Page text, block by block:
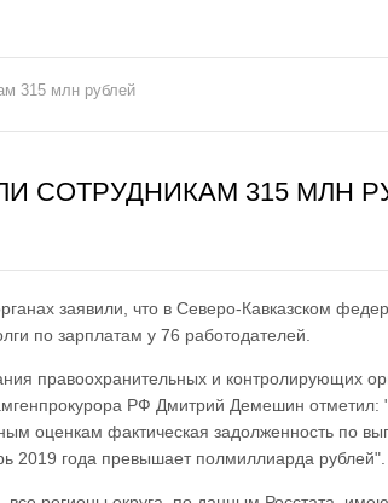
315 млн рублей
СОТРУДНИКАМ 315 МЛН
заявили, что в Северо-Кавказском
по зарплатам у 76 работодателей.
правоохранительных и контролирующих
РФ Дмитрий Демешин отметил:
оценкам фактическая задолженность по
2019 года превышает полмиллиарда рублей".